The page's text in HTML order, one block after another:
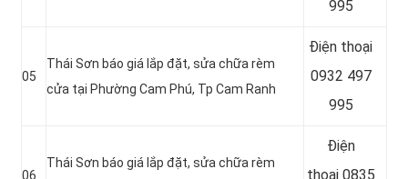
995
05
Thái Sơn báo giá lắp đặt, sửa chữa rèm
cửa tại Phường Cam Phú, Tp Cam Ranh
Điện thoại
0932 497
995
06
Thái Sơn báo giá lắp đặt, sửa chữa rèm
Điện
thoại0835